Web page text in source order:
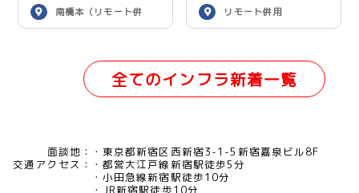
南橋本（リモート併
用）
リモート併用
全てのインフラ新着一覧
面談地：
東京都新宿区西新宿3-1-5新宿嘉泉ビル8F
交通アクセス：
都営大江戸線新宿駅徒歩5分
小田急線新宿駅徒歩10分
JR新宿駅徒歩10分